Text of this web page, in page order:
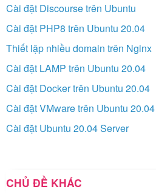
Cài đặt Discourse trên Ubuntu
Cài đặt PHP8 trên Ubuntu 20.04
Thiết lập nhiều domain trên Nginx
Cài đặt LAMP trên Ubuntu 20.04
Cài đặt Docker trên Ubuntu 20.04
Cài đặt VMware trên Ubuntu 20.04
Cài đặt Ubuntu 20.04 Server
CHỦ ĐỀ KHÁC